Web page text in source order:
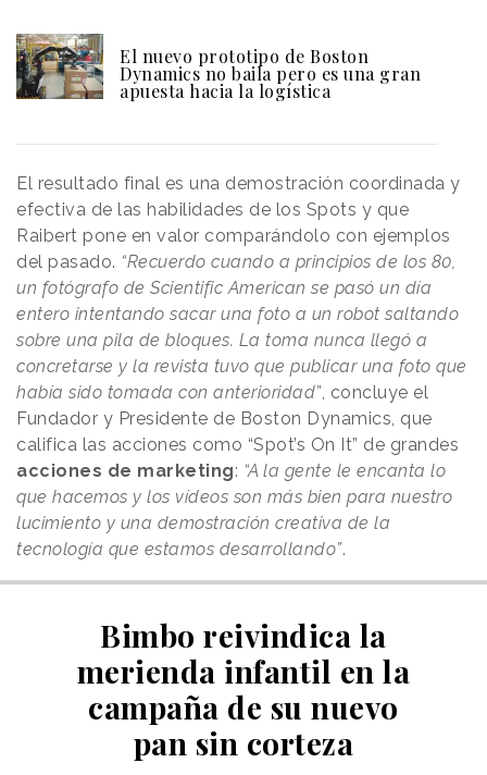
El nuevo prototipo de Boston
Dynamics no baila pero es una gran
apuesta hacia la logística
El resultado final es una demostración coordinada y
efectiva de las habilidades de los Spots y que
Raibert pone en valor comparándolo con ejemplos
del pasado. “Recuerdo cuando a principios de los 80,
un fotógrafo de Scientific American se pasó un día
entero intentando sacar una foto a un robot saltando
sobre una pila de bloques. La toma nunca llegó a
concretarse y la revista tuvo que publicar una foto que
había sido tomada con anterioridad”, concluye el
Fundador y Presidente de Boston Dynamics, que
califica las acciones como “Spot’s On It” de grandes
acciones de marketing: “A la gente le encanta lo
que hacemos y los vídeos son más bien para nuestro
lucimiento y una demostración creativa de la
tecnología que estamos desarrollando”.
Bimbo reivindica la
merienda infantil en la
campaña de su nuevo
pan sin corteza